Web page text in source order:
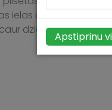
ielas un
dziesmām,
Apstiprinu